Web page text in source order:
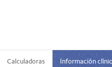
Calculadoras Información